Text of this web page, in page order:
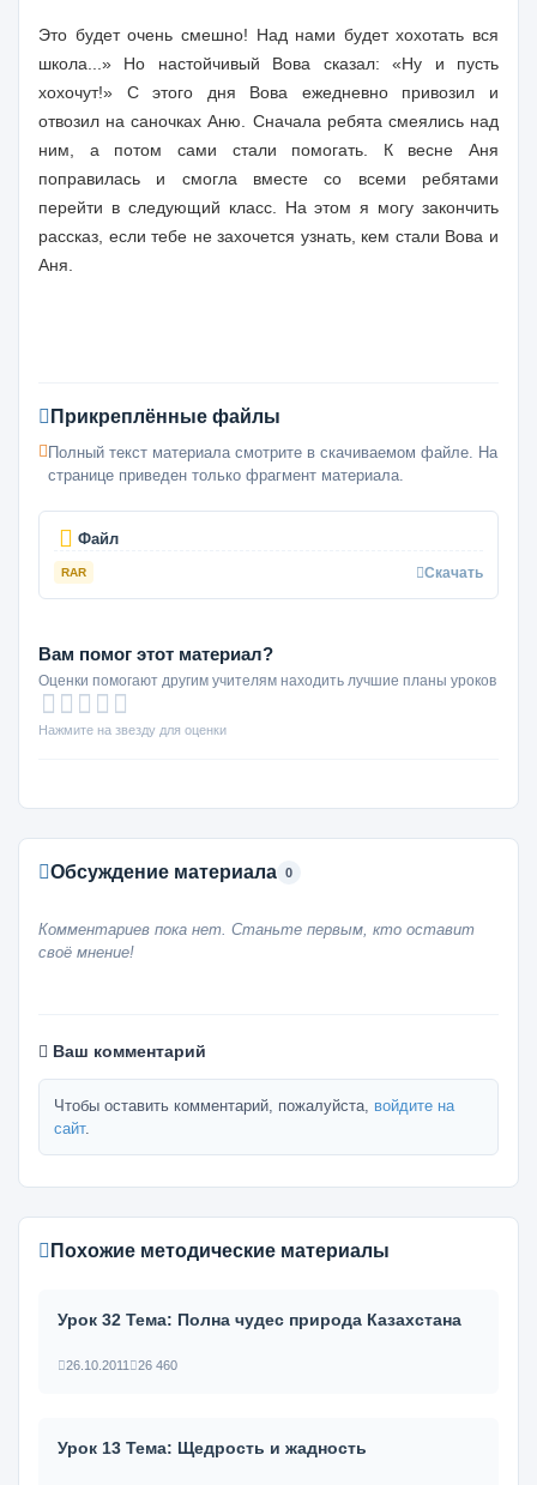
Это будет очень смешно! Над нами будет хохотать вся
школа...» Но настойчивый Вова сказал: «Ну и пусть
хохочут!» С этого дня Вова ежедневно привозил и
отвозил на саночках Аню. Сначала ребята смеялись над
ним, а потом сами стали помогать. К весне Аня
поправилась и смогла вместе со всеми ребятами
перейти в следующий класс. На этом я могу закончить
рассказ, если тебе не захочется узнать, кем стали Вова и
Аня.
Прикреплённые файлы
Полный текст материала смотрите в скачиваемом файле. На
странице приведен только фрагмент материала.
Файл
RAR Скачать
Вам помог этот материал?
Оценки помогают другим учителям находить лучшие планы уроков
Нажмите на звезду для оценки
Обсуждение материала 0
Комментариев пока нет. Станьте первым, кто оставит
своё мнение!
Ваш комментарий
Чтобы оставить комментарий, пожалуйста, войдите на
сайт.
Похожие методические материалы
Урок 32 Тема: Полна чудес природа Казахстана
26.10.2011 26 460
Урок 13 Тема: Щедрость и жадность